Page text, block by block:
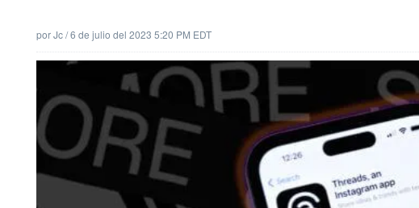
porJc/6 de julio del 2023 5:20 PM EDT